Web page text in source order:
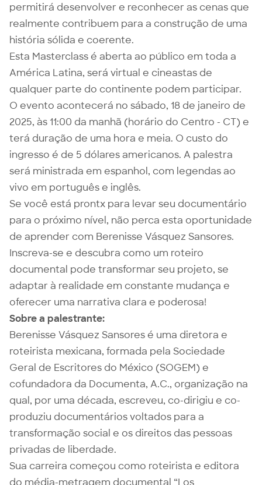
permitirá desenvolver e reconhecer as cenas que
realmente contribuem para a construção de uma
história sólida e coerente.
Esta Masterclass é aberta ao público em toda a
América Latina, será virtual e cineastas de
qualquer parte do continente podem participar.
O evento acontecerá no sábado, 18 de janeiro de
2025, às 11:00 da manhã (horário do Centro - CT) e
terá duração de uma hora e meia. O custo do
ingresso é de 5 dólares americanos. A palestra
será ministrada em espanhol, com legendas ao
vivo em português e inglês.
Se você está prontx para levar seu documentário
para o próximo nível, não perca esta oportunidade
de aprender com Berenisse Vásquez Sansores.
Inscreva-se e descubra como um roteiro
documental pode transformar seu projeto, se
adaptar à realidade em constante mudança e
oferecer uma narrativa clara e poderosa!
Sobre a palestrante:
Berenisse Vásquez Sansores é uma diretora e
roteirista mexicana, formada pela Sociedade
Geral de Escritores do México (SOGEM) e
cofundadora da Documenta, A.C., organização na
qual, por uma década, escreveu, co-dirigiu e co-
produziu documentários voltados para a
transformação social e os direitos das pessoas
privadas de liberdade.
Sua carreira começou como roteirista e editora
do média-metragem documental “Los